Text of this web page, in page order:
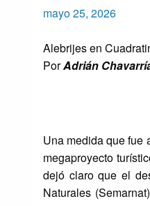
Publicado
mayo 25, 2026
Alebrijes en
PorAdrián
Una medida que fue
megaproyecto
dejó claro que el
Naturales